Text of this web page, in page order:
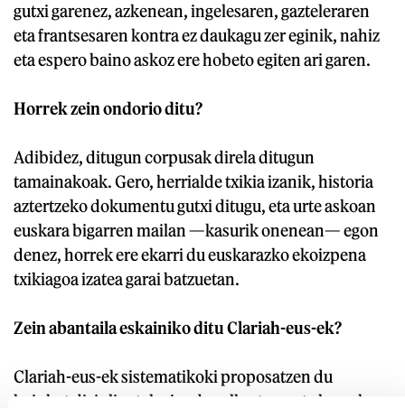
gutxi garenez, azkenean, ingelesaren, gazteleraren
eta frantsesaren kontra ez daukagu zer eginik, nahiz
eta espero baino askoz ere hobeto egiten ari garen.
Horrek zein ondorio ditu?
Adibidez, ditugun corpusak direla ditugun
tamainakoak. Gero, herrialde txikia izanik, historia
aztertzeko dokumentu gutxi ditugu, eta urte askoan
euskara bigarren mailan —kasurik onenean— egon
denez, horrek ere ekarri du euskarazko ekoizpena
txikiagoa izatea garai batzuetan.
Zein abantaila eskainiko ditu Clariah-eus-ek?
Clariah-eus-ek sistematikoki proposatzen du
hainbat diziplinatako jendea elkartzea, eta horrek